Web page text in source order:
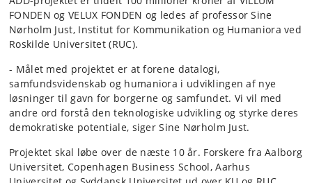
FONDEN og VELUX FONDEN og ledes af professor Sine
Nørholm Just, Institut for Kommunikation og Humaniora ved
Roskilde Universitet (RUC).
- Målet med projektet er at forene datalogi,
samfundsvidenskab og humaniora i udviklingen af nye
løsninger til gavn for borgerne og samfundet. Vi vil med
andre ord forstå den teknologiske udvikling og styrke deres
demokratiske potentiale, siger Sine Nørholm Just.
Projektet skal løbe over de næste 10 år. Forskere fra Aalborg
Universitet, Copenhagen Business School, Aarhus